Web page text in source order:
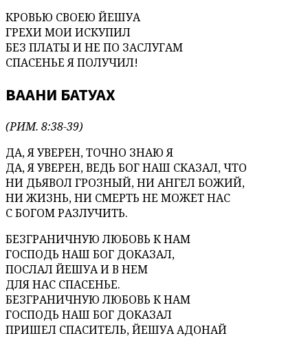
КРОВЬЮ СВОЕЮ ЙЕШУА
ГРЕХИ МОИ ИСКУПИЛ
БЕЗ ПЛАТЫ И НЕ ПО ЗАСЛУГАМ
СПАСЕНЬЕ Я ПОЛУЧИЛ!
ВААНИ БАТУАХ
(РИМ. 8:38-39)
ДА, Я УВЕРЕН, ТОЧНО ЗНАЮ Я
ДА, Я УВЕРЕН, ВЕДЬ БОГ НАШ СКАЗАЛ, ЧТО
НИ ДЬЯВОЛ ГРОЗНЫЙ, НИ АНГЕЛ БОЖИЙ,
НИ ЖИЗНЬ, НИ СМЕРТЬ НЕ МОЖЕТ НАС
С БОГОМ РАЗЛУЧИТЬ.
БЕЗГРАНИЧНУЮ ЛЮБОВЬ К НАМ
ГОСПОДЬ НАШ БОГ ДОКАЗАЛ,
ПОСЛАЛ ЙЕШУА И В НЕМ
ДЛЯ НАС СПАСЕНЬЕ.
БЕЗГРАНИЧНУЮ ЛЮБОВЬ К НАМ
ГОСПОДЬ НАШ БОГ ДОКАЗАЛ
ПРИШЕЛ СПАСИТЕЛЬ, ЙЕШУА АДОНАЙ